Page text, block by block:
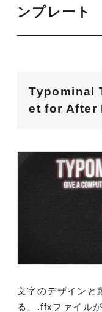
ンプレート
Typominal
et for After
文字のデザインと
る、.ffxファイル